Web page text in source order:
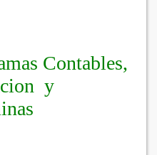
Contables,
y